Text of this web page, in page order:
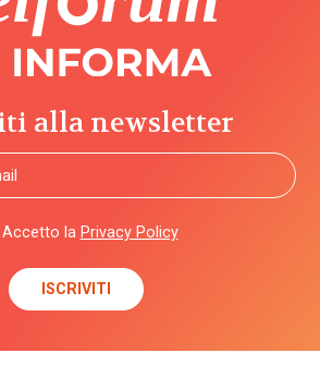
alla newsletter
Accetto la Privacy Policy